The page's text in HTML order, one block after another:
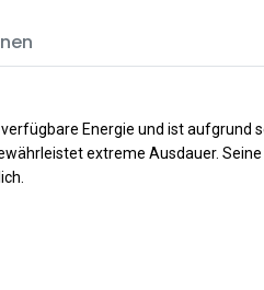
Energie und ist aufgrund
extreme Ausdauer.